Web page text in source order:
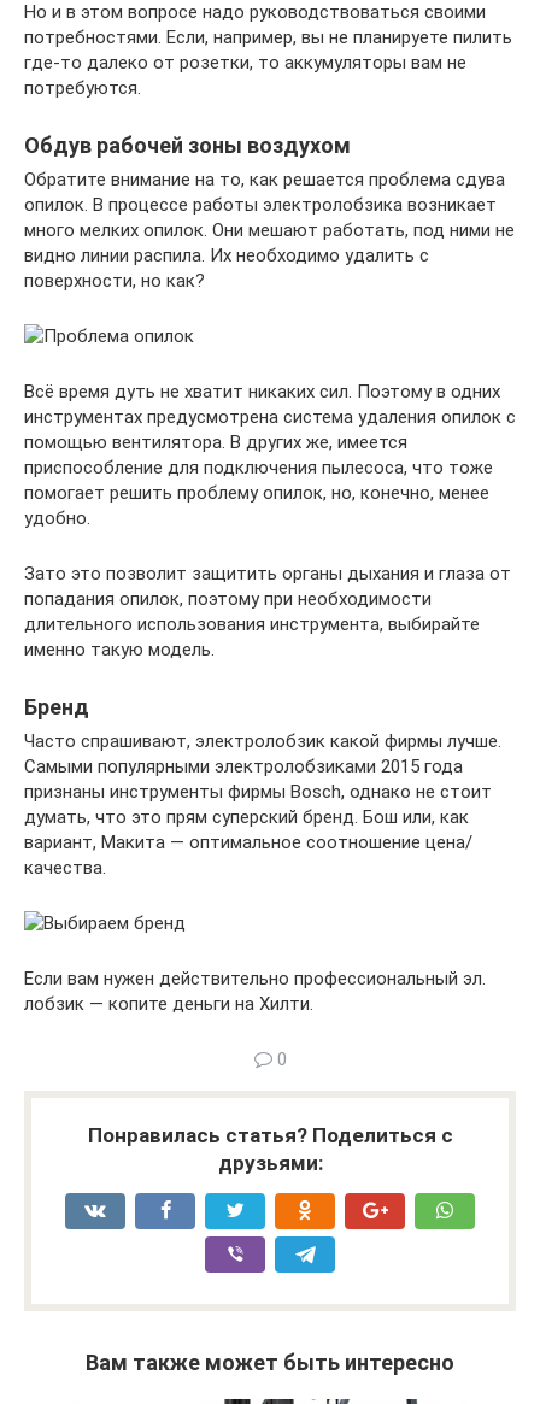
Но и в этом вопросе надо руководствоваться своими
потребностями. Если, например, вы не планируете пилить
где-то далеко от розетки, то аккумуляторы вам не
потребуются.
Обдув рабочей зоны воздухом
Обратите внимание на то, как решается проблема сдува
опилок. В процессе работы электролобзика возникает
много мелких опилок. Они мешают работать, под ними не
видно линии распила. Их необходимо удалить с
поверхности, но как?
Всё время дуть не хватит никаких сил. Поэтому в одних
инструментах предусмотрена система удаления опилок с
помощью вентилятора. В других же, имеется
приспособление для подключения пылесоса, что тоже
помогает решить проблему опилок, но, конечно, менее
удобно.
Зато это позволит защитить органы дыхания и глаза от
попадания опилок, поэтому при необходимости
длительного использования инструмента, выбирайте
именно такую модель.
Бренд
Часто спрашивают, электролобзик какой фирмы лучше.
Самыми популярными электролобзиками 2015 года
признаны инструменты фирмы Bosch, однако не стоит
думать, что это прям суперский бренд. Бош или, как
вариант, Макита — оптимальное соотношение цена/
качества.
Если вам нужен действительно профессиональный эл.
лобзик — копите деньги на Хилти.
0
Понравилась статья? Поделиться с
друзьями:
Вам также может быть интересно